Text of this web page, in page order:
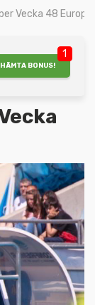
Vecka 48
1
HÄMTA BONUS!